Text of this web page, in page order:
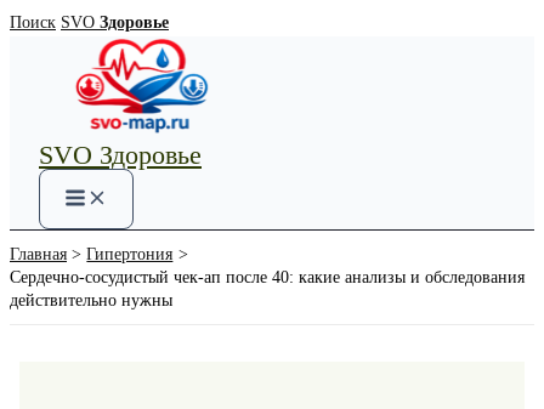
Перейти
содержимому
Поиск SVO Здоровье
SVO Здоровье
Main
Menu
Главная
Гипертония
Сердечно-сосудистый чек-ап после 40: какие анализы и обследования
действительно нужны